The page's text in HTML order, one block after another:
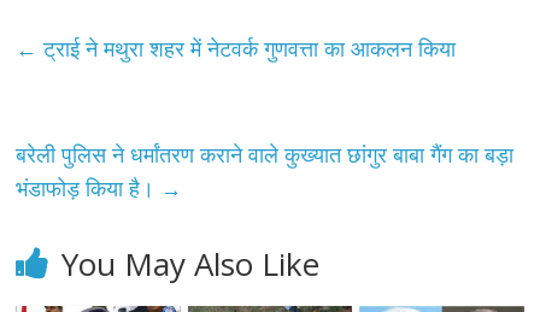
← ट्राई ने मथुरा शहर में नेटवर्क गुणवत्ता का आकलन किया
बरेली पुलिस ने धर्मांतरण कराने वाले कुख्यात छांगुर बाबा गैंग का बड़ा
भंडाफोड़ किया है। →
You May Also Like